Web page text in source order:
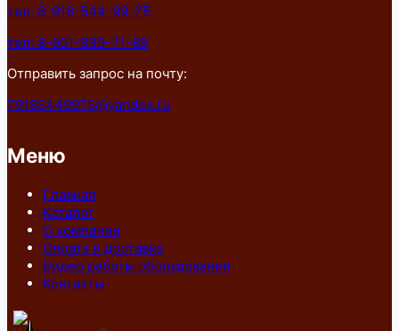
тел: 8-918-544-99-75
тел: 8-951-839-71-89
Отправить запрос на почту:
79185449975@yandex.ru
Меню
Главная
Каталог
О компании
Оплата и доставка
Видео работы оборудования
Контакты